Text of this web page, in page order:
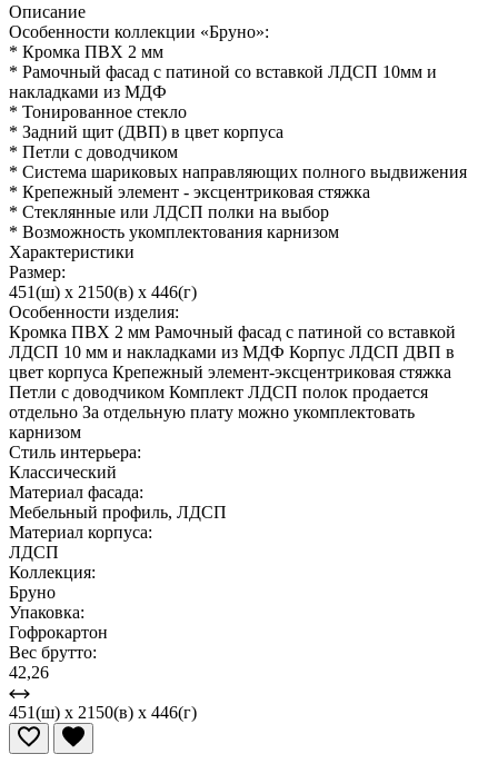
Описание
Особенности коллекции «Бруно»:
* Кромка ПВХ 2 мм
* Рамочный фасад с патиной со вставкой ЛДСП 10мм и
накладками из МДФ
* Тонированное стекло
* Задний щит (ДВП) в цвет корпуса
* Петли с доводчиком
* Система шариковых направляющих полного выдвижения
* Крепежный элемент - эксцентриковая стяжка
* Стеклянные или ЛДСП полки на выбор
* Возможность укомплектования карнизом
Характеристики
Размер:
451(ш) x 2150(в) x 446(г)
Особенности изделия:
Кромка ПВХ 2 мм Рамочный фасад с патиной со вставкой
ЛДСП 10 мм и накладками из МДФ Корпус ЛДСП ДВП в
цвет корпуса Крепежный элемент-эксцентриковая стяжка
Петли с доводчиком Комплект ЛДСП полок продается
отдельно За отдельную плату можно укомплектовать
карнизом
Стиль интерьера:
Классический
Материал фасада:
Мебельный профиль, ЛДСП
Материал корпуса:
ЛДСП
Коллекция:
Бруно
Упаковка:
Гофрокартон
Вес брутто:
42,26
451(ш) x 2150(в) x 446(г)